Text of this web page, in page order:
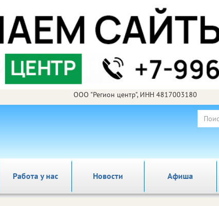
ООО "Регион центр", ИНН 4817003180
Работа у нас Новости Афиша